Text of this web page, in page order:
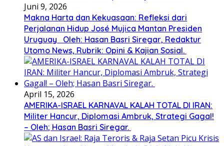
Juni 9, 2026
Makna Harta dan Kekuasaan: Refleksi dari
Perjalanan Hidup José Mujica Mantan Presiden
Uruguay Oleh: Hasan Basri Siregar, Redaktur
Utomo News, Rubrik: Opini & Kajian Sosial.
April 15, 2026
AMERIKA-ISRAEL KARNAVAL KALAH TOTAL DI IRAN:
Militer Hancur, Diplomasi Ambruk, Strategi Gagal!
– Oleh; Hasan Basri Siregar.